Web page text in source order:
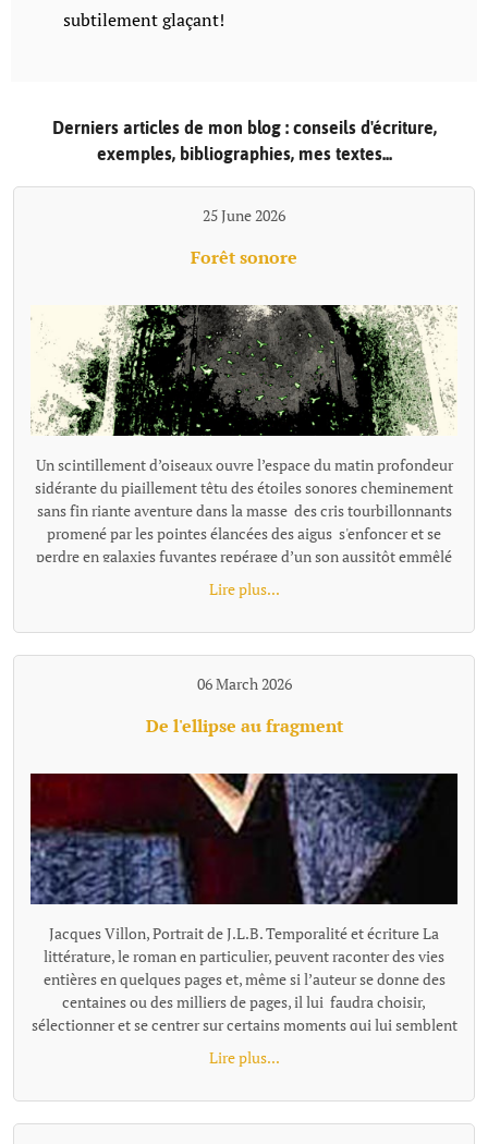
subtilement glaçant!
Derniers articles de mon blog : conseils d'écriture,
exemples, bibliographies, mes textes...
25 June 2026
Forêt sonore
Un scintillement d’oiseaux ouvre l’espace du matin profondeur
sidérante du piaillement têtu des étoiles sonores cheminement
sans fin riante aventure dans la masse des cris tourbillonnants
promené par les pointes élancées des aigus s'enfoncer et se
perdre en galaxies fuyantes repérage d’un son aussitôt emmêlé
dans la prolixité d’une énergie joyeuse s’enfoncer jusqu'au cou
dans un pétillement bouche bée, souriante se noyer, emporté
Lire plus...
06 March 2026
De l'ellipse au fragment
Jacques Villon, Portrait de J.L.B. Temporalité et écriture La littérature, le roman en particulier, peuvent raconter des vies entières en quelques pages et, même si l’auteur se donne des centaines ou des milliers de pages, il lui faudra choisir, sélectionner et se centrer sur certains moments qui lui semblent représentatifs ou nécessaires à son récit. Pour passer de l'un à l'autre de ces temps "racontés", la narration effectue un « saut » et il existe plusieurs façons de le concevoir et de l'articuler au récit, ces différentes options narratives, ces diverses façons de passer d'un temps à l'autre se distinguent notamment par leur rapport au tout, à la totalité de l'histoire, à sa suite temporelle complète. L’ellipse : maintien d’une chronologie lisible Ces sauts, quand ils sont faits en reliant entre eux les moments racontés, s'appellent des ellipses. L'ellipse omet, "saute" une portion de temps, d’action, mais elle le fait dans un cadre temporel qui reste globalement ordonné et repérable. Le texte fournit pour cela des indices (adverbes, dates, saisons, âges des personnages, données temporelles, un court résumé de ce qui s’est passé entretemps etc.) qui indiquent au lecteur la suppression d’un segment de l’histoire et lui permettent de situer mentalement l’ellipse dans une chronologie comme le « Quelques mois plus tard… » de Patrick Modiano dans Rue des boutiques obscures. Même quand l’ellipse est brutale : « Seize ans plus tard. » écrit Victor Hugo, elle sous-entend une temporalité repérable. Les différents moments du texte ainsi réunis par l’ellipse ne sont donc pas des fragments autonomes : ils restent des moments d’une même chaîne causale et chronologique séparés par un moment sous-entendu: le temps manquant existe dans l’histoire, il est évoqué, affirmé comme non raconté. Le lecteur perçoit une continuité partiellement énigmatique ou laissée dans l’ombre, mais encadrée et située clairement. L’ellipse ne fragmente donc pas le texte : elle est un outil qui permet de condenser le récit. Les fragments, des segments autonomes L'ellipse situe l'extrait par rapport à la totalité, au minimum par rapport à l'extrait précédent, comme un morceau d'un puzzle se présente en tant que partie d'un tout. Le fragment refuse cette référence, il se présente comme un tout séparé. Il laisse les moments absents totalement dans l’ombre, sans repère temporel pour les situer les uns par rapport aux autres, le récit n’est plus simplement discontinu, mais fragmenté. Le lien peut être fait, ou pas, par le lecteur, mais la totalité devient une référence floue, très allusive ou indirecte. Il n'y a plus de référence à une temporalité repérable que l'on pourrait reconstituer. Exemple d'écriture fragmentaire hors fiction dans Les Ombres errantes de Pascal Quignard, ouvrage composé d’une succession de fragments méditatifs. « Lire, c’est quitter le monde visible.Celui qui ouvre un livre se retire.Il abandonne le bruit commun pour une voix silencieuse.La lecture est une solitude partagée avec un mort. Dans les livres, les morts parlent aux vivants.La voix qui vient de la page n’appartient plus à personne.Elle a traversé le temps.C’est une parole sauvée de l’oubli. » Exemple dans la fiction dans Les Vagues de Virginia Woolf, ce roman est composé de monologues successifs de différents personnages, sans transition narrative. Chaque prise de parole forme un fragment autonome. Fragment 1 : monologue de Bernard« Les feuilles tombent ; les feuilles tombent sans cesse.J’erre dans les rues de Londres, inventant des histoires.Chaque visage que je croise devient le début d’un récit.Pourtant, au moment où je veux saisir ces histoires, elles s’évanouissent. »Fragment 2 qui enchaine : monologue de Susan« J’aime les champs humides et les odeurs de l’étable.Ici, la terre est solide sous mes pieds.Les villes me troublent ; leurs voix se croisent sans repos.Je préfère le rythme lent des saisons et le pas régulier des bêtes. » L'idée de fragment se retrouve à tous les niveaux du texte : Au niveau d'éléments temporels séparés, non reliés par une ellipse, le fragment concerne la chronologie, le temps est coupé. Il peut être ponctuel, réversible, ou suspendu ; le temps fragmenté ne s’écoule pas vraiment. Au niveau stylistique, la fragmentation se fait essentiellement par des phrases sont juxtaposées. En ce qui concerne la construction globale, la fragmentation se fait au travers de matériaux hétérogènes sans marqueurs logiques ou causaux explicites. Les parties séparées se suivent avec une relation qui peut rester flottante ou associative et qui relève davantage de la résonance, de l’écho, de la juxtaposition, de la variation ou de la contradiction que de la succession ordonnée. Contrairement au montage ou à la construction classique, les fragments ne sont pas nécessairement organisés en système. Le mot qui caractérise le mieux le fragment, c'est l'autonomie. Le fragment est un texte bref mais complet. On parle alors de texte fragmentaire, de narration éclatée, d'écriture discontinue. Dans sa forme la plus radicale (Blanchot, Cioran tardif, certaines proses de Jabès, Handke dans Le Malheur sans désirs, ou encore Pascal Quignard), le fragment ne se situe pas dans une hiérarchie et leur ordre peut être modifié sans détruire l'ensemble ou sans que l'on puisse y voir une faille par rapport à une hiérarchie narrative. Cette déconstruction de l'idée de totalité et d'ordre est parfois désignée comme le « non-lien » ou le « rapport sans rapport » (Blanchot). Le fragment a été inauguré par Friedrich Schlegel et la tradition romantique. « La littérature est le fragment de tous les fragments » a pu écrire Goethe. Le fragment n’est pas un morceau d’un tout, mais une forme ouverte. On peut parler aussi d'une poétique différente de celle de l'ellipse : d'une tentation ou d'une recherche de l’inachèvement. Fragmentation, concentration, condensation L'expression « écriture fragmentaire » peut recouvrir des formes différentes qu'on ne peut simplement assimiler et résumer par l'idée de discontinuité. La « fragmentation » n’est pas un procédé unique, mais une famille de formes de ruptures selon le niveau et le type d'autonomie recherchés. Il faut rappeler que de nombreux textes, notamment contemporains, utilisent à la fois l'ellipse temporelle et une forme de fragmentation dans des orientations multiples. La frontière ellipse / fragment (et c'est le propre de toute notion littéraire, nous ne sommes pas en mathématique...) devient parfois poreuse. On peut citer dans le domaine poétique René Char avec des fragments très autonomes, mais parfois une thématique de la Résistance ou une chronologie émotionnelle diffuse les relie subtilement. Et dans l'autofiction : Annie Ernaux, dans certains livres comme Les Années, mélange écriture fragmentaire et ellipses temporelles très marquées avec une chronologie historique quand même lisible. Notons égalment que l'écriture fragmentaire peut aussi se marquer, non par l'absence de repère mais par une proportion texte/totalité. Raconter une existence humaine en quelques paragraphes séparés, même avec quelques indications, procède du fragment. Trop de choses manquent pour que la perception de la discontinuité, du vide, ne prime pas sur celle d'une totalité. On peut placer dans cette catégorie le livre «Roland Barthes par Roland Barthes », une biographie que l'auteur veiut "éclatée" en chapitres comment autant de fragments de vie avec comme incipit, par exemple : Au moment du premier cri… Au tableau noir… La première fois qu…. A trente ans… La dernière fois qu… A son dernier instant… Les repères temporels sont là, mais la chronologie complète s'estompe au profit d'instantanés qui, certes renvoie à l'idée de biographie, mais celle-ci, largement absente, ne peut qu'être très partiellement reconstituée. Beaucoup de textes ne sont pas fragmentés au sens de complètement décousus et composés de morceaux sans liens explicites, mais la façon de raconter par de menus éléments, des micro scènes pour évoquer un temps très long, laissant tout le reste dans l'ombre sont tellement concentrés, condensés qu'ils donnent une impression de fragmentation malgré les ellipses et repères. Exemple d' écriture ellpitique, concentrée jusqu'au fragmentaire et pourtant très évocatrice : "À dix-huit ans, Pierre quitta la maison campagnarde où il était né. Au moment précis où il s’en alla, sa vieille mère infirme était dans Ie lit de la chambre bleue dans laquelle il y avait le daguerréotype de son père, des plumes de paon dans un vase, et une pendule représentant Paul et Virginie, et qui indiquait trois heures. Dans la cour, sous le figuier, son grand-père se reposait. Dans le jardin, il y avait sa fiancée, des roses et des poiriers luisants. Pierre alla gagner sa vie, dans un pays où il y avait des nègres, des perroquets, des caoutchoucs, de la mélasse, des fièvres et des serpents. Il y demeura trente ans. Au moment précis où il revint dans la maison campagnarde où il était né, la chambre bleue était devenue blanche, sa mère reposait au sein de Dieu, Ie portrait de son père n’était plus là, et les plumes du paon et le vase avaient disparu. Un objet quelconque remplaçait la pendule. Dans la cour, sous le figuier où son défunt grand-père se reposa, il y avait des écuelles cassées et une pauvre poule malade. Dans le jardin de roses et de poiriers luisants où fut sa fiancée, iI y avait une vieille dame. L’histoire ne dit pas qui elle était." Francis Jammes, Le Roman du lièvre (1922) Fragmentation, continuité... modernité ? Au-delà du constat et de la nécessaire définition des termes, le choix de la fragmentation, par opposition à la continuité et sa construction, est une manière de se positionner par rapport à des questionnements de notre époque. La pratique du fragment correspond à un désir de coller ou d'exprimer sa dimension nettement discontinue, fragmentée, mais aussi, plus largement, de se placer dans u
Lire plus...